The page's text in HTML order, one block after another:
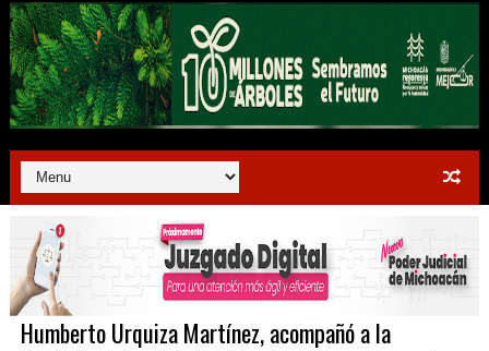
Humberto Urquiza Martínez, acompañó a la